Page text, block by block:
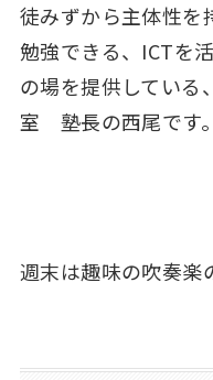
徒みずから主体性を
勉強できる、ICTを
の場を提供している
室 塾長の西尾です。
週末は趣味の吹奏楽